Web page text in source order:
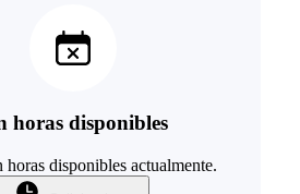
horas disponibles
horas disponibles actualmente.